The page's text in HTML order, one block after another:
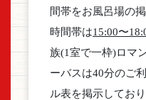
間帯をお風呂場の
時間帯は15:00〜
族(1室で一枠)ロマ
ーバスは40分のご
ル表を掲示してお